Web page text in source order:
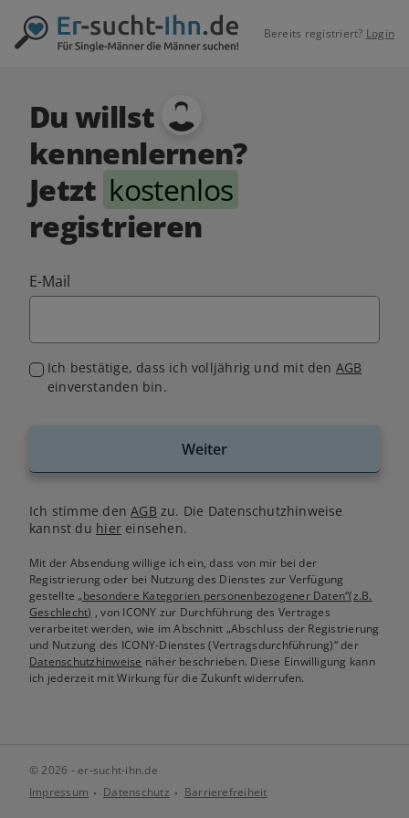
Bereits registriert? Login
Du willst
kennenlernen?
Jetzt kostenlos
registrieren
E-Mail
Ich bestätige, dass ich volljährig und mit den AGB
einverstanden bin.
Weiter
Ich stimme denAGB zu. Die Datenschutzhinweise
kannst du hiereinsehen.
Mit der Absendung willige ich ein, dass von mir bei der
Registrierung oder bei Nutzung des Dienstes zur Verfügung
gestellte„besondere Kategorien personenbezogener Daten“(z.B.
Geschlecht) , von ICONY zur Durchführung des Vertrages
verarbeitet werden, wie im Abschnitt „Abschluss der Registrierung
und Nutzung des ICONY-Dienstes (Vertragsdurchführung)“ der
Datenschutzhinweise näher beschrieben. Diese Einwilligung kann
ich jederzeit mit Wirkung für die Zukunft widerrufen.
© 2026 - er-sucht-ihn.de
Impressum
Datenschutz Barrierefreiheit